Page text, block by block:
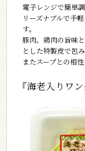
電子レンジで簡単
リーズナブルで手
す。
豚肉、鶏肉の旨味
とした特製皮で包
またスープとの相
『海老入りワン